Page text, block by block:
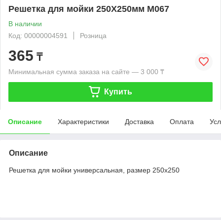
Решетка для мойки 250Х250мм М067
В наличии
Код: 00000004591
Розница
365 ₸
Минимальная сумма заказа на сайте — 3 000 ₸
Купить
Описание Характеристики Доставка Оплата
Описание
Решетка для мойки универсальная, размер 250х250